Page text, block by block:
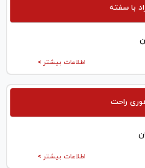
با سفته
اطلاعات بیشتر >
راحت
اطلاعات بیشتر >